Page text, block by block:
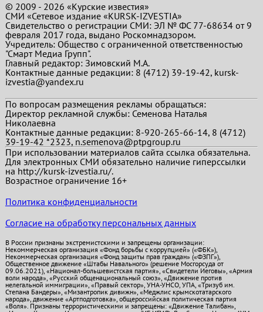
© 2009 - 2026 «Курские известия»
СМИ «Сетевое издание «KURSK-IZVESTIA»
Свидетельство о регистрации СМИ: ЭЛ № ФС 77-68634 от 9
февраля 2017 года, выдано Роскомнадзором.
Учредитель: Общество с ограниченной ответственностью
"Смарт Медиа Групп".
Главный редактор:Зимовский М.А.
Контактные данные редакции: 8 (4712) 39-19-42, kursk-
izvestia@yandex.ru
По вопросам размещения рекламы обращаться:
Директор рекламной службы: Семенова Наталья
Николаевна
Контактные данные редакции: 8-920-265-66-14, 8 (4712)
39-19-42 *2323, n.semenova@ptpgroup.ru
При использовании материалов сайта ссылка обязательна.
Для электронных СМИ обязательно наличие гиперссылки
на http://kursk-izvestia.ru/.
Возрастное ограничение 16+
Политика конфиденциальности
Согласие на обработку персональных данных
В России признаны экстремистскими и запрещены организации:
Некоммерческая организация «Фонд борьбы с коррупцией» («ФБК»),
Некоммерческая организация «Фонд защиты прав граждан» («ФЗПГ»),
Общественное движение «Штабы Навального» (решение Мосгорсуда от
09.06.2021), «Национал-большевистская партия», «Свидетели Иеговы», «Армия
воли народа», «Русский общенациональный союз», «Движение против
нелегальной иммиграции», «Правый сектор», УНА-УНСО, УПА, «Тризуб им.
Степана Бандеры», «Мизантропик дивижн», «Меджлис крымскотатарского
народа», движение «Артподготовка», общероссийская политическая партия
«Воля». Признаны террористическими и запрещены: «Движение Талибан»,